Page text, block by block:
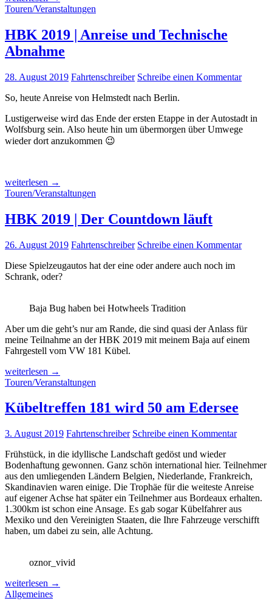
Rallye
|
Start
Touren/Veranstaltungen
HBK 2019 | Anreise und Technische
Abnahme
28. August 2019 Fahrtenschreiber Schreibe einen Kommentar
So, heute Anreise von Helmstedt nach Berlin.
Lustigerweise wird das Ende der ersten Etappe in der Autostadt in
Wolfsburg sein. Also heute hin um übermorgen über Umwege
wieder dort anzukommen 😉
HBK
2019
Anreise
und
Abnahme
weiterlesen →
Touren/Veranstaltungen
HBK 2019 | Der Countdown läuft
26. August 2019 Fahrtenschreiber Schreibe einen Kommentar
Diese Spielzeugautos hat der eine oder andere auch noch im
Schrank, oder?
Baja Bug haben bei Hotwheels Tradition
Aber um die geht’s nur am Rande, die sind quasi der Anlass für
meine Teilnahme an der HBK 2019 mit meinem Baja auf einem
Fahrgestell vom VW 181 Kübel.
HBK
2019
Der
Countdown
weiterlesen →
Touren/Veranstaltungen
Kübeltreffen 181 wird 50 am Edersee
3. August 2019 Fahrtenschreiber Schreibe einen Kommentar
Frühstück, in die idyllische Landschaft gedöst und wieder
Bodenhaftung gewonnen. Ganz schön international hier. Teilnehmer
aus den umliegenden Ländern Belgien, Niederlande, Frankreich,
Skandinavien waren einige. Die Trophäe für die weiteste Anreise
auf eigener Achse hat später ein Teilnehmer aus Bordeaux erhalten.
1.300km ist schon eine Ansage. Es gab sogar Kübelfahrer aus
Mexiko und den Vereinigten Staaten, die Ihre Fahrzeuge verschifft
haben, um dabei zu sein, alle Achtung.
oznor_vivid
Kübeltreffen
181
weiterlesen →
Allgemeines